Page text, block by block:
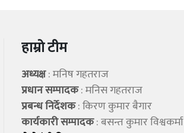
हाम्रो टीम
अध्यक्ष: मनिष गहतराज
प्रधान सम्पादक: मनिस गहतराज
प्रबन्ध निर्देशक: किरण कुमार बैगार
कार्यकारी सम्पादक: बसन्त कुमार विश्वकर्मा